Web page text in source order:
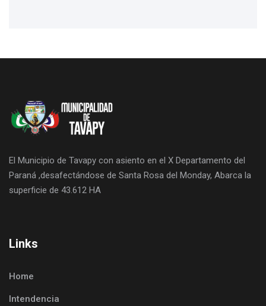
El Municipio de Tavapy con asiento en el X Departamento del
Paraná ,desafectándose de Santa Rosa del Monday, Abarca la
superficie de 43.612 HA
Links
Home
Intendencia